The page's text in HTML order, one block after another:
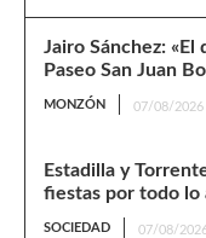
Jairo Sánchez: «El
Paseo San Juan
MONZÓN 07/08/2026
Estadilla y
fiestas por todo lo
SOCIEDAD 07/08/